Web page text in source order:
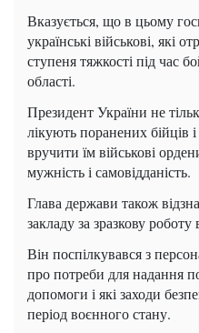
Вказується, що в цьому
українські військові, які
ступеня тяжкості під час
області.
Президент України не
лікують поранених бійців
вручити їм військові
мужність і самовідданість.
Глава держави також
закладу за зразкову
Він поспілкувався з
про потреби для надання
допомоги і які заходи
період воєнного стану.